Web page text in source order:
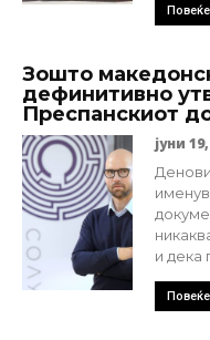
Зошто
дефинитивно
Преспанскиот
јуни
и дека